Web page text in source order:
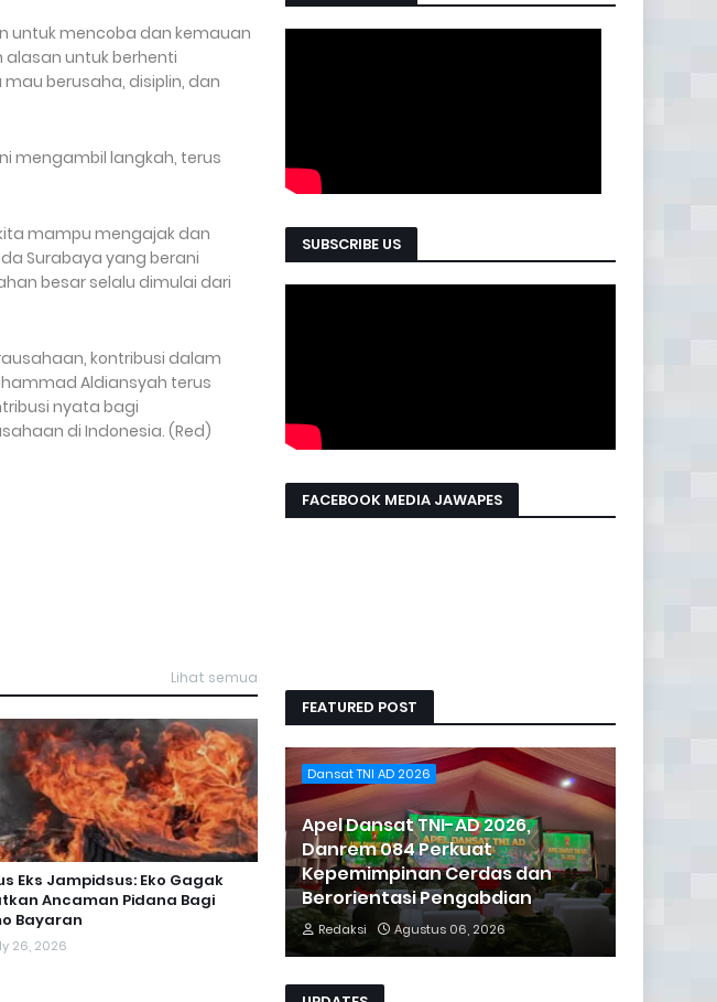
untuk mencoba dan kemauan
untuk berhenti
berusaha, disiplin, dan
mengambil langkah, terus
mampu mengajak dan
Surabaya yang berani
besar selalu dimulai dari
kontribusi dalam
Aldiansyah terus
nyata bagi
di Indonesia. (Red)
Lihat semua
Eks Jampidsus: Eko Gagak
Ancaman Pidana Bagi
Bayaran
26, 2026
SUBSCRIBE US
FACEBOOK MEDIA JAWAPES
FEATURED POST
Dansat TNI AD 2026
Apel Dansat TNI-AD 2026,
Danrem 084 Perkuat
Kepemimpinan Cerdas dan
Berorientasi Pengabdian
Redaksi Agustus 06, 2026